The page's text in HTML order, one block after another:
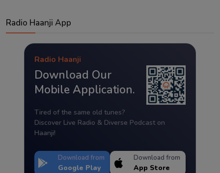
Radio Haanji App
Radio Haanji
Download Our
Mobile Application.
Tired of the same old tunes?
Discover Live Radio & Diverse Podcast on
Haanji!
Download from
Google Play
Download from
App Store